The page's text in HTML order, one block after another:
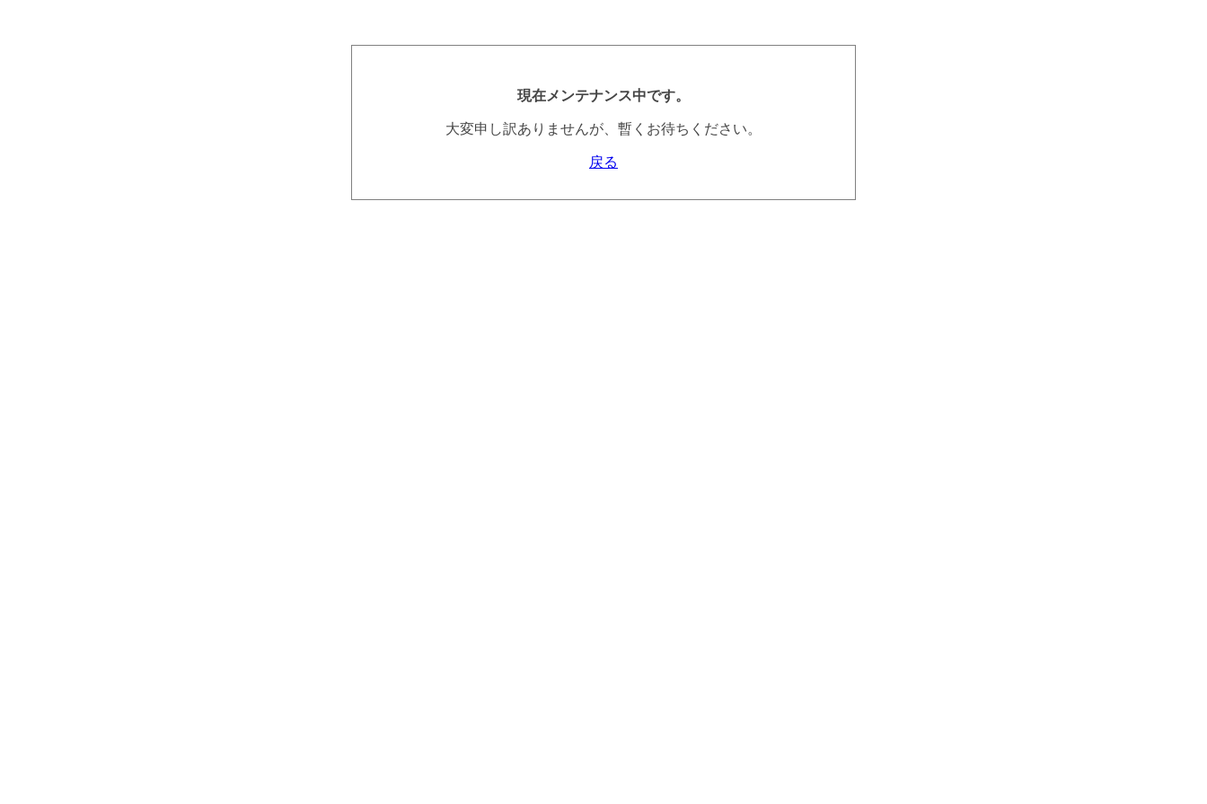
現在メンテナンス中です。
大変申し訳ありませんが、暫くお待ちください。
戻る